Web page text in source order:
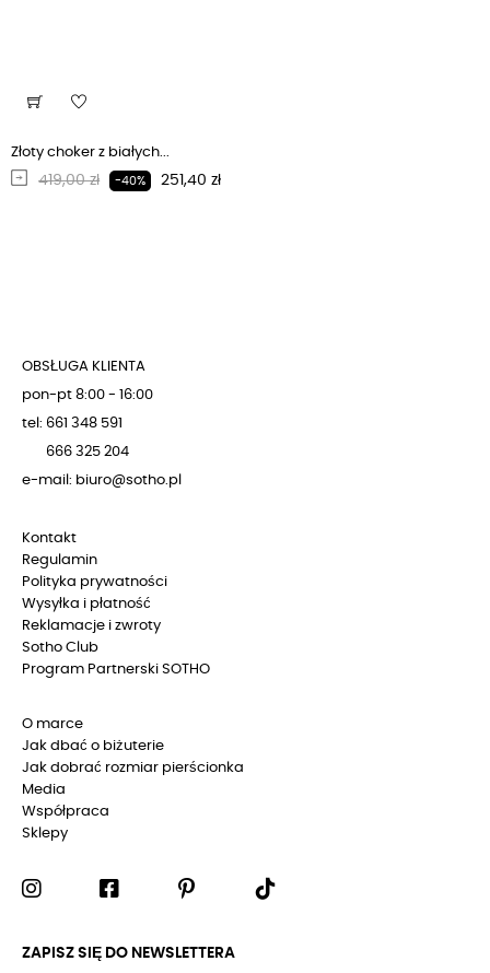
Złoty choker z białych...
Regularna cena
419,00 zł -40% Cena
251,40 zł
OBSŁUGA KLIENTA
pon-pt 8:00 - 16:00
tel: 661 348 591
666 325 204
e-mail: biuro@sotho.pl
Kontakt
Regulamin
Polityka prywatności
Wysyłka i płatność
Reklamacje i zwroty
Sotho Club
Program Partnerski SOTHO
O marce
Jak dbać o biżuterie
Jak dobrać rozmiar pierścionka
Media
Współpraca
Sklepy
ZAPISZ SIĘ DO NEWSLETTERA